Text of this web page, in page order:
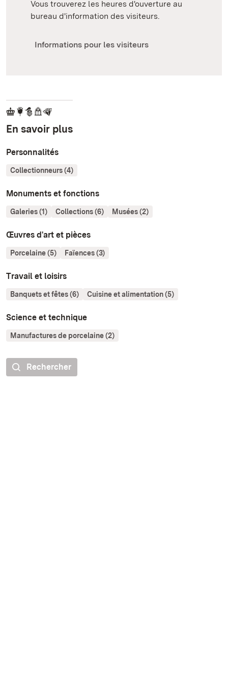
Vous trouverez les heures d'ouverture au
bureau d'information des visiteurs.
Informations pour les visiteurs
En savoir plus
Personnalités
Collectionneurs (4)
Monuments et fonctions
Galeries (1) Collections (6) Musées (2)
Œuvres d'art et pièces
Porcelaine (5) Faïences (3)
Travail et loisirs
Banquets et fêtes (6) Cuisine et alimentation (5)
Science et technique
Manufactures de porcelaine (2)
Rechercher